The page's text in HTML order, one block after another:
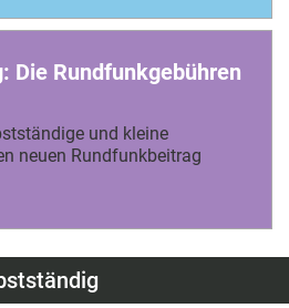
Die Rundfunkgebühren
und kleine
neuen Rundfunkbeitrag